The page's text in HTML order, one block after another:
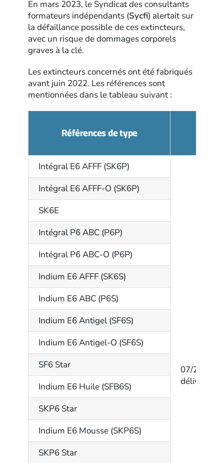
En mars 2023, le Syndicat des consultants
formateurs indépendants (Sycfi) alertait sur
la défaillance possible de ces extincteurs,
avec un risque de dommages corporels
graves à la clé.
Les extincteurs concernés ont été fabriqués
avant juin 2022. Les références sont
mentionnées dans le tableau suivant :
Références de type
Intégral E6 AFFF (SK6P)
07/202/
délivré par
Intégral E6 AFFF-O (SK6P)
SK6E
Intégral P6 ABC (P6P)
Intégral P6 ABC-O (P6P)
Indium E6 AFFF (SK6S)
Indium E6 ABC (P6S)
Indium E6 Antigel (SF6S)
Indium E6 Antigel-O (SF6S)
SF6 Star
Indium E6 Huile (SFB6S)
SKP6 Star
Indium E6 Mousse (SKP6S)
SKP6 Star